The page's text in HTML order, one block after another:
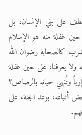
على بني الإنسان، بل
غفلة منه هو الإسلام
كالصحابة رضوان الله
ولا يعرفنا، على حين غفلة
ونُنهي حياته بالرصاص؟
أتباعه، بوعد الجنة، على